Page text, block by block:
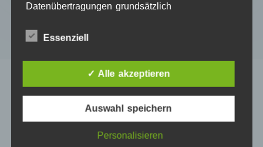
Datenübertragungen grundsätzlich
absoluter Schutz nicht gewährleistet werden
kann. Aus diesem Grund steht es jeder
beispielsweise telefonisch, an uns zu
übermitteln.
Begriffsbestimmungen
Die Datenschutzerklärung beruht auf den
Begrifflichkeiten, die durch den Europäischen
Essenziell
✓ Alle akzeptieren
Auswahl speichern
Personalisieren